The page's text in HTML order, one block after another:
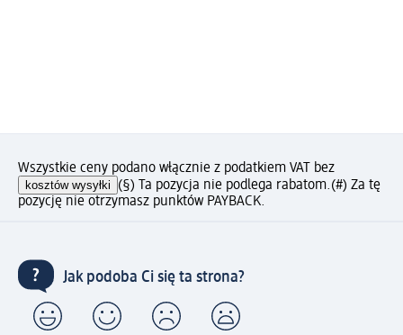
Wszystkie ceny podano włącznie z podatkiem VAT bez
kosztów wysyłki (§) Ta pozycja nie podlega rabatom.(#) Za tę
pozycję nie otrzymasz punktów PAYBACK.
Jak podoba Ci się ta strona?